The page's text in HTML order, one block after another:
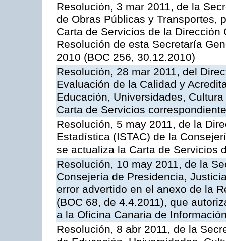
Resolución, 3 mar 2011, de la
de Obras Públicas y Transportes,
Carta de Servicios de la
Resolución de esta Secretaría
2010 (BOC 256, 30.12.2010)
Resolución, 28 mar 2011, del
Evaluación de la Calidad y
Educación, Universidades,
Carta de Servicios
Resolución, 5 may 2011, de la
Estadística (ISTAC) de la
se actualiza la Carta de Servicios
Resolución, 10 may 2011, de la
Consejería de Presidencia,
error advertido en el anexo de la
(BOC 68, de 4.4.2011), que
a la Oficina Canaria de
Resolución, 8 abr 2011, de la